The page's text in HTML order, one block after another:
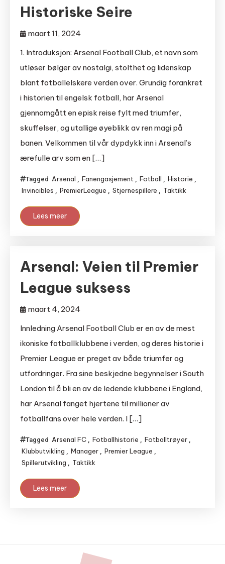
Historiske Seire
maart 11, 2024
1. Introduksjon: Arsenal Football Club, et navn som
utløser bølger av nostalgi, stolthet og lidenskap
blant fotballelskere verden over. Grundig forankret
i historien til engelsk fotball, har Arsenal
gjennomgått en episk reise fylt med triumfer,
skuffelser, og utallige øyeblikk av ren magi på
banen. Velkommen til vår dypdykk inn i Arsenal’s
ærefulle arv som en […]
Tagged Arsenal , Fanengasjement , Fotball , Historie ,
Invincibles , PremierLeague , Stjernespillere , Taktikk
Lees meer
Arsenal: Veien til Premier
League suksess
maart 4, 2024
Innledning Arsenal Football Club er en av de mest
ikoniske fotballklubbene i verden, og deres historie i
Premier League er preget av både triumfer og
utfordringer. Fra sine beskjedne begynnelser i South
London til å bli en av de ledende klubbene i England,
har Arsenal fanget hjertene til millioner av
fotballfans over hele verden. I […]
Tagged Arsenal FC , Fotballhistorie , Fotballtrøyer ,
Klubbutvikling , Manager , Premier League ,
Spillerutvikling , Taktikk
Lees meer